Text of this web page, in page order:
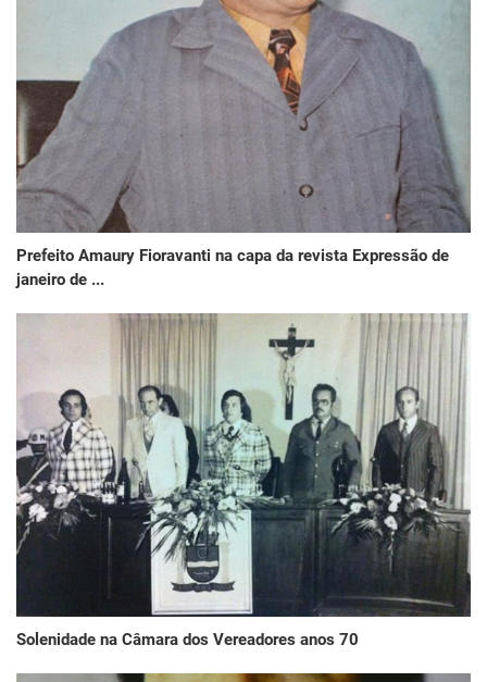
Prefeito Amaury Fioravanti na capa da revista Expressão de
janeiro de ...
Solenidade na Câmara dos Vereadores anos 70